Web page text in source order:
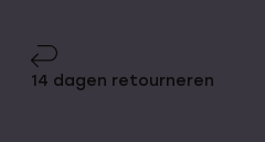
14 dagen retourneren